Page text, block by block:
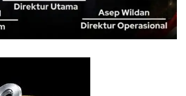
sekolah negeri menjadi salah satu
SD tidak seimbang dengan
menjadi SD A dan sekolah B